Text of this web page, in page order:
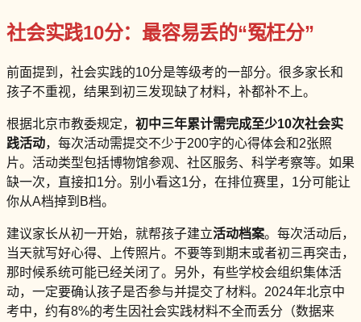
社会实践10分：最容易丢的“冤枉分”
前面提到，社会实践的10分是等级考的一部分。很多家长和
孩子不重视，结果到初三发现缺了材料，补都补不上。
根据北京市教委规定， 初中三年累计需完成至少10次社会实
践活动，每次活动需提交不少于200字的心得体会和2张照
片。活动类型包括博物馆参观、社区服务、科学考察等。如果
缺一次，直接扣1分。别小看这1分，在排位赛里，1分可能让
你从A档掉到B档。
建议家长从初一开始，就帮孩子建立活动档案。每次活动后，
当天就写好心得、上传照片。不要等到期末或者初三再突击，
那时候系统可能已经关闭了。另外，有些学校会组织集体活
动，一定要确认孩子是否参与并提交了材料。2024年北京中
考中，约有8%的考生因社会实践材料不全而丢分（数据来